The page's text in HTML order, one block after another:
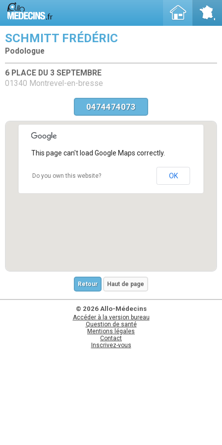
SCHMITT FRÉDÉRIC
Podologue
6 PLACE DU 3 SEPTEMBRE
01340 Montrevel-en-bresse
0474474073
This page can't load Google Maps correctly.
Do you own this website? OK
Retour Haut de page
© 2026 Allo-Médecins
Accéder à la version bureau
Question de santé
Mentions légales
Contact
Inscrivez-vous